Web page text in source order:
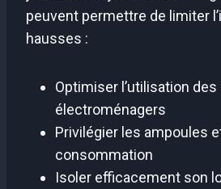
peuvent permettre de limiter
hausses :
Optimiser l’utilisation des
électroménagers
Privilégier les ampoules
consommation
Isoler efficacement son